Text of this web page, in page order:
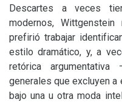
Descartes a veces
modernos,
prefirió trabajar
estilo dramático, y, a
retórica
generales que excluyen a
bajo una u otra moda